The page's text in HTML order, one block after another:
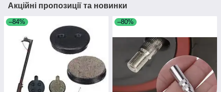
Акційні пропозиції та новинки
–84% –80%